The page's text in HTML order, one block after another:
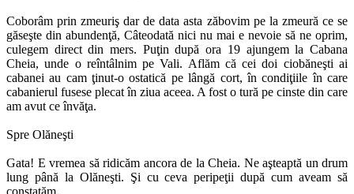
Coborâm prin zmeuriş dar de data asta zăbovim pe la zmeură ce se
găseşte din abundenţă, Câteodată nici nu mai e nevoie să ne oprim,
culegem direct din mers. Puţin după ora 19 ajungem la Cabana
Cheia, unde o reîntâlnim pe Vali. Aflăm că cei doi ciobăneşti ai
cabanei au cam ţinut-o ostatică pe lângă cort, în condiţiile în care
cabanierul fusese plecat în ziua aceea. A fost o tură pe cinste din care
am avut ce învăţa.
Spre Olăneşti
Gata! E vremea să ridicăm ancora de la Cheia. Ne aşteaptă un drum
lung până la Olăneşti. Şi cu ceva peripeţii după cum aveam să
constatăm.